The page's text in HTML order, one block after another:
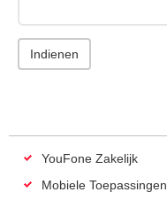
YouFone Zakelijk
Mobiele Toepassingen